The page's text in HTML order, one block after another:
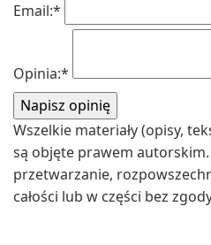
Email:*
Opinia:*
Wszelkie materiały (opisy,
są objęte prawem
przetwarzanie,
całości lub w części bez